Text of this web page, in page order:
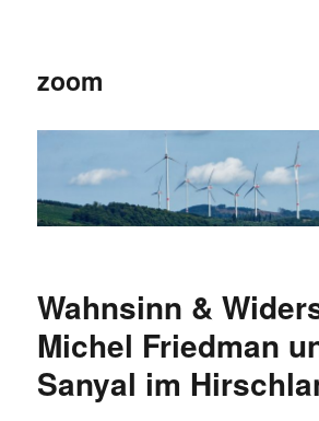
zoom
Wahnsinn &
Michel Friedman
Sanyal im